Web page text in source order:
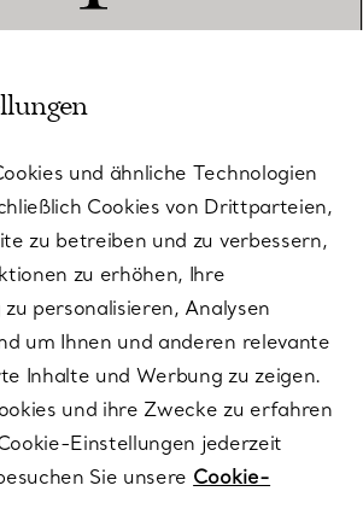
und ähnliche Technologien
Cookies von Drittparteien,
zu betreiben und zu verbessern,
zu erhöhen, Ihre
personalisieren, Analysen
um Ihnen und anderen relevante
Inhalte und Werbung zu zeigen.
und ihre Zwecke zu erfahren
Einstellungen jederzeit
Sie unsere Cookie-